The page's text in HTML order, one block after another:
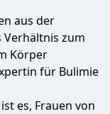
aus der
zum
Körper
für Bulimie
es, Frauen von